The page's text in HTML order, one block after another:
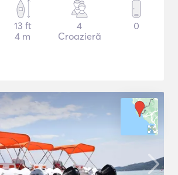
13 ft
4 m
4
Croazieră
0